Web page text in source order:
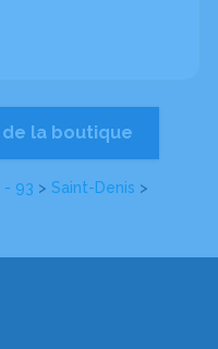
- 93 > Saint-Denis >
la boutique